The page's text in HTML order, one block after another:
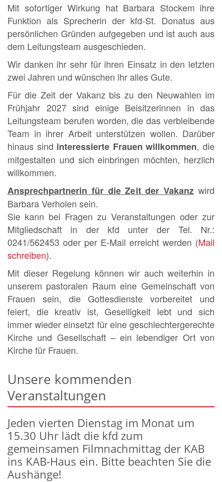
Mit sofortiger Wirkung hat Barbara Stockem ihre
Funktion als Sprecherin der kfd-St. Donatus aus
persönlichen Gründen aufgegeben und ist auch aus
dem Leitungsteam ausgeschieden.
Wir danken ihr sehr für ihren Einsatz in den letzten
zwei Jahren und wünschen ihr alles Gute.
Für die Zeit der Vakanz bis zu den Neuwahlen im
Frühjahr 2027 sind einige Beisitzerinnen in das
Leitungsteam berufen worden, die das verbleibende
Team in ihrer Arbeit unterstützen wollen. Darüber
hinaus sind interessierte Frauen willkommen, die
mitgestalten und sich einbringen möchten, herzlich
willkommen.
Ansprechpartnerin für die Zeit der Vakanz wird
Barbara Verholen sein.
Sie kann bei Fragen zu Veranstaltungen oder zur
Mitgliedschaft in der kfd unter der Tel. Nr.:
0241/562453 oder per E-Mail erreicht werden (Mail
schreiben).
Mit dieser Regelung können wir auch weiterhin in
unserem pastoralen Raum eine Gemeinschaft von
Frauen sein, die Gottesdienste vorbereitet und
feiert, die kreativ ist, Geselligkeit lebt und sich
immer wieder einsetzt für eine geschlechtergerechte
Kirche und Gesellschaft – ein lebendiger Ort von
Kirche für Frauen.
Unsere kommenden
Veranstaltungen
Jeden vierten Dienstag im Monat um
15.30 Uhr lädt die kfd zum
gemeinsamen Filmnachmittag der KAB
ins KAB-Haus ein. Bitte beachten Sie die
Aushänge!